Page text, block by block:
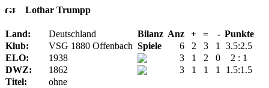
Lothar Trumpp
Land: Deutschland Bilanz Anz + = - Punkte
Klub:
VSG 1880 Offenbach Spiele 6 2 3 1
3.5:2.5
ELO:
1938 3 1 2 0
2 : 1
DWZ:
1862 3 1 1 1
1.5:1.5
Titel:
ohne